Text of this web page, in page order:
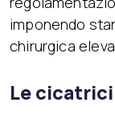
imponendo
chirurgica
Le